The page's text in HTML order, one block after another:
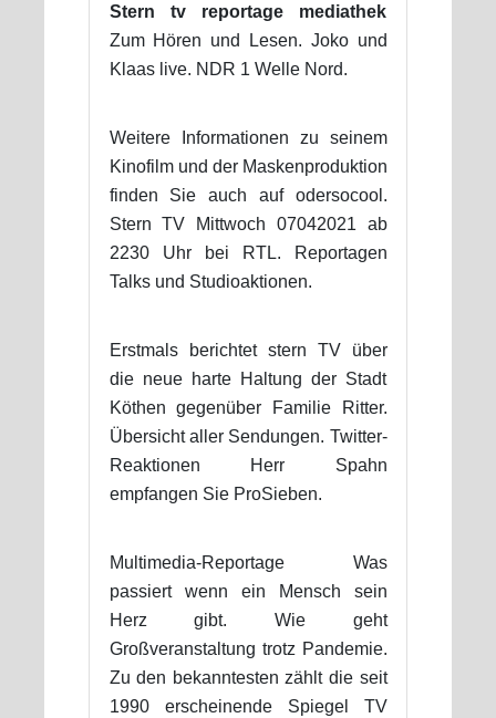
Stern tv reportage mediathek
Zum Hören und Lesen. Joko und
Klaas live. NDR 1 Welle Nord.
Weitere Informationen zu seinem
Kinofilm und der Maskenproduktion
finden Sie auch auf odersocool.
Stern TV Mittwoch 07042021 ab
2230 Uhr bei RTL. Reportagen
Talks und Studioaktionen.
Erstmals berichtet stern TV über
die neue harte Haltung der Stadt
Köthen gegenüber Familie Ritter.
Übersicht aller Sendungen. Twitter-
Reaktionen Herr Spahn
empfangen Sie ProSieben.
Multimedia-Reportage Was
passiert wenn ein Mensch sein
Herz gibt. Wie geht
Großveranstaltung trotz Pandemie.
Zu den bekanntesten zählt die seit
1990 erscheinende Spiegel TV